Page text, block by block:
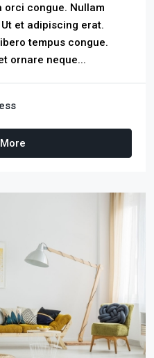
congue. Nullam
et adipiscing erat.
tempus congue.
ornare neque...